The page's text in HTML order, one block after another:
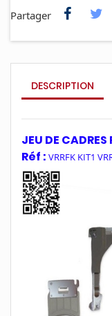
Partager
DESCRIPTION
JEU DE CADRES
Réf : VRRFK KIT1